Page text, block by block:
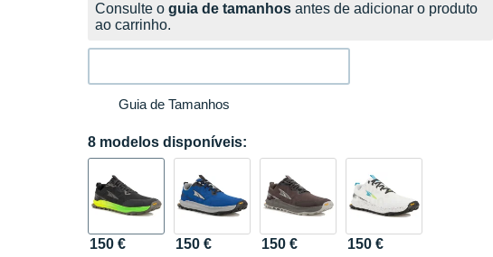
Consulte o guia de tamanhos antes de adicionar o produto
ao carrinho.
Guia de Tamanhos
8 modelos disponíveis:
150 € 150 € 150 € 150 €